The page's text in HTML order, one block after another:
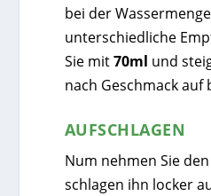
bei der
unterschiedliche
Sie mit70ml und
nach Geschmack auf
AUFSCHLAGEN
Num nehmen Sie
schlagen ihn locker